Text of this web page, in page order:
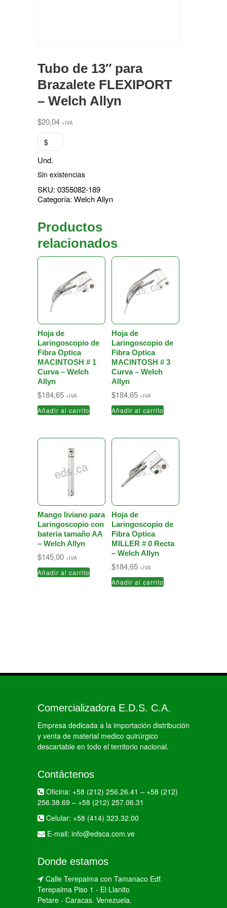
Tubo de 13″ para
Brazalete FLEXIPORT
– Welch Allyn
$20,04 +IVA
$
Und.
Sin existencias
SKU: 0355082-189
Categoría: Welch Allyn
Productos
relacionados
Hoja de
Laringoscopio de
Fibra Optica
MACINTOSH # 1
Curva – Welch
Allyn
$184,65 +IVA
Añadir al carrito
Hoja de
Laringoscopio de
Fibra Optica
MACINTOSH # 3
Curva – Welch
Allyn
$184,65 +IVA
Añadir al carrito
Mango liviano para
Laringoscopio con
bateria tamaño AA
– Welch Allyn
$145,00 +IVA
Añadir al carrito
Hoja de
Laringoscopio de
Fibra Optica
MILLER # 0 Recta
– Welch Allyn
$184,65 +IVA
Añadir al carrito
Comercializadora E.D.S. C.A.
Empresa dedicada a la importación distribución
y venta de material medico quirúrgico
descartable en todo el territorio nacional.
Contáctenos
Oficina: +58 (212) 256.26.41 – +58 (212)
256.38.69 – +58 (212) 257.06.31
Celular: +58 (414) 323.32.00
E-mail: info@edsca.com.ve
Donde estamos
Calle Terepaima con Tamanaco Edf.
Terepaima Piso 1 - El Llanito
Petare - Caracas. Venezuela.